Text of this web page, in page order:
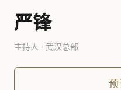
严锋
主持人 · 武汉总部
预